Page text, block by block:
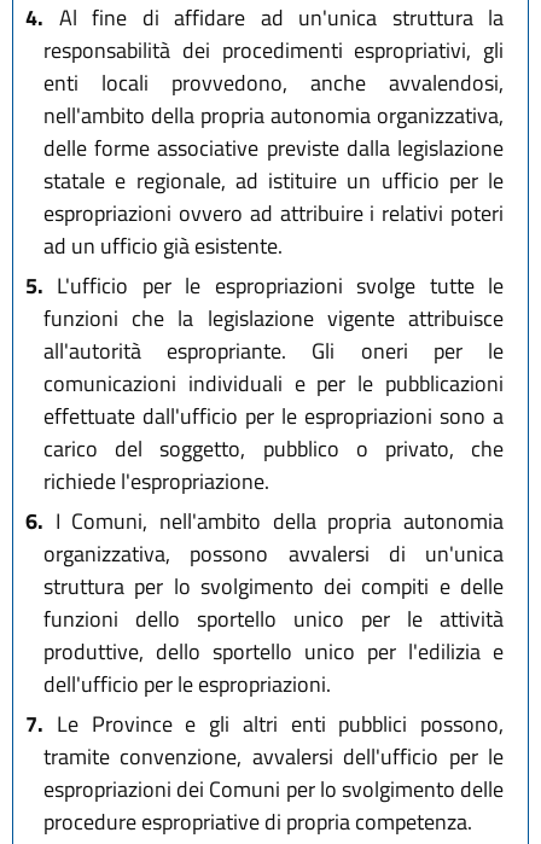
4. Al fine di affidare ad un'unica struttura la
responsabilità dei procedimenti espropriativi, gli
enti locali provvedono, anche avvalendosi,
nell'ambito della propria autonomia organizzativa,
delle forme associative previste dalla legislazione
statale e regionale, ad istituire un ufficio per le
espropriazioni ovvero ad attribuire i relativi poteri
ad un ufficio già esistente.
5. L'ufficio per le espropriazioni svolge tutte le
funzioni che la legislazione vigente attribuisce
all'autorità espropriante. Gli oneri per le
comunicazioni individuali e per le pubblicazioni
effettuate dall'ufficio per le espropriazioni sono a
carico del soggetto, pubblico o privato, che
richiede l'espropriazione.
6. I Comuni, nell'ambito della propria autonomia
organizzativa, possono avvalersi di un'unica
struttura per lo svolgimento dei compiti e delle
funzioni dello sportello unico per le attività
produttive, dello sportello unico per l'edilizia e
dell'ufficio per le espropriazioni.
7. Le Province e gli altri enti pubblici possono,
tramite convenzione, avvalersi dell'ufficio per le
espropriazioni dei Comuni per lo svolgimento delle
procedure espropriative di propria competenza.